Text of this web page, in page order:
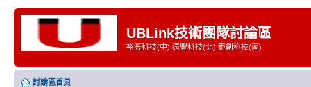
UBLink技術團隊討論區
裕笠科技(中),遠豐科技(北),鉅創科技(南)
討論區首頁